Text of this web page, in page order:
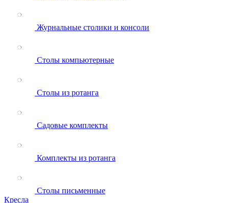
Журнальные столики и консоли
Столы компьютерные
Столы из ротанга
Садовые комплекты
Комплекты из ротанга
Столы письменные
Кресла